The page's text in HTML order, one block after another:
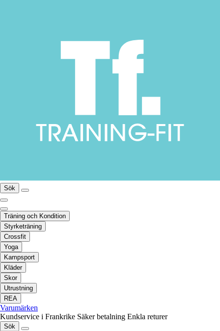
Sök
Träning och Kondition
Styrketräning
Crossfit
Yoga
Kampsport
Kläder
Skor
Utrustning
REA
Varumärken
Kundservice i Frankrike Säker betalning Enkla returer
Sök